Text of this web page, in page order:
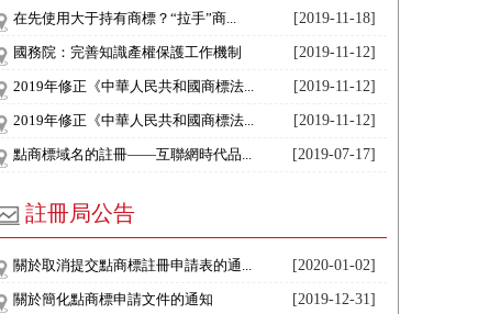
在先使用大于持有商標？“拉手”商... [2019-11-18]
國務院：完善知識產權保護工作機制 [2019-11-12]
2019年修正《中華人民共和國商標法... [2019-11-12]
2019年修正《中華人民共和國商標法... [2019-11-12]
點商標域名的註冊——互聯網時代品... [2019-07-17]
註冊局公告
關於取消提交點商標註冊申請表的通... [2020-01-02]
關於簡化點商標申請文件的通知 [2019-12-31]